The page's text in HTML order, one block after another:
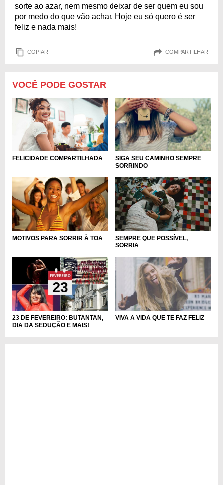
sorte ao azar, nem mesmo deixar de ser quem eu sou
por medo do que vão achar. Hoje eu só quero é ser
feliz e nada mais!
COPIAR COMPARTILHAR
VOCÊ PODE GOSTAR
FELICIDADE COMPARTILHADA
SIGA SEU CAMINHO SEMPRE
SORRINDO
MOTIVOS PARA SORRIR À TOA
SEMPRE QUE POSSÍVEL,
SORRIA
23 DE FEVEREIRO: BUTANTAN,
DIA DA SEDUÇÃO E MAIS!
VIVA A VIDA QUE TE FAZ FELIZ